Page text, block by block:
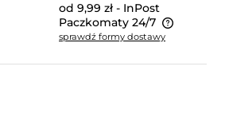
od 9,99 zł - InPost
Paczkomaty 24/7
ewentualnych kosztów płatności
sprawdź formy dostawy